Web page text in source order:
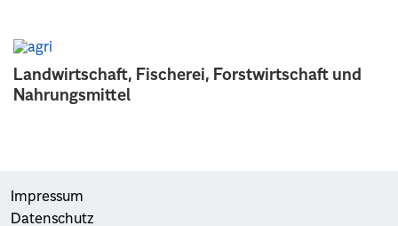
Landwirtschaft, Fischerei, Forstwirtschaft und
Nahrungsmittel
Impressum
Datenschutz